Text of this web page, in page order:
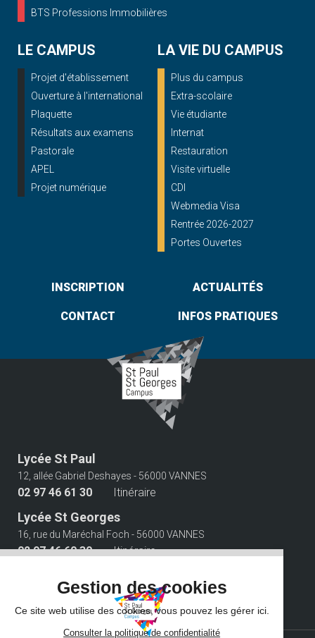
BTS Professions Immobilières
LE CAMPUS
Projet d'établissement
Ouverture à l'international
Plaquette
Résultats aux examens
Pastorale
APEL
Projet numérique
LA VIE DU CAMPUS
Plus du campus
Extra-scolaire
Vie étudiante
Internat
Restauration
Visite virtuelle
CDI
Webmedia Visa
Rentrée 2026-2027
Portes Ouvertes
INSCRIPTION ACTUALITÉS
CONTACT INFOS PRATIQUES
Lycée St Paul
12, allée Gabriel Deshayes - 56000 VANNES
02 97 46 61 30 Itinéraire
Lycée St Georges
16, rue du Maréchal Foch - 56000 VANNES
02 97 46 60 30 Itinéraire
Gestion des cookies
Ce site web utilise des cookies, vous pouvez les gérer ici.
Consulter la politique de confidentialité